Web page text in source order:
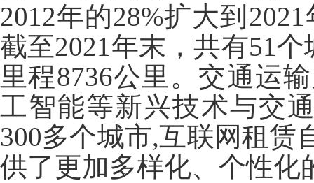
2012年的28%扩大到
截至2021年末，共有51
里程8736公里。交通运
工智能等新兴技术与交
300多个城市,互联网租赁
供了更加多样化、个性化